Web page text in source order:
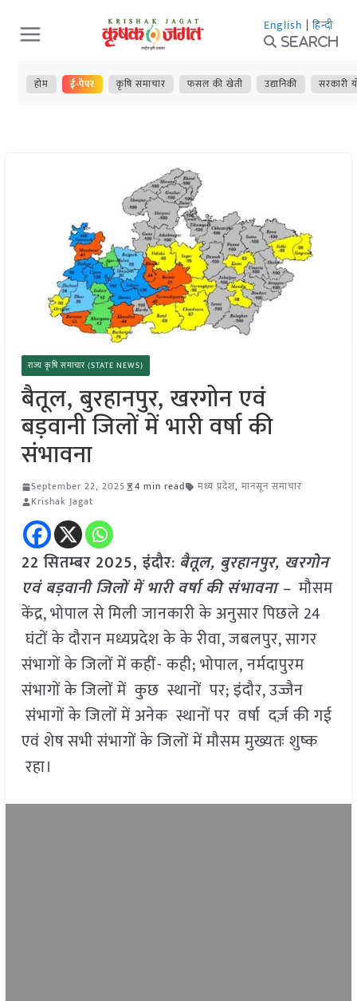
Skip
to
content
English | हिन्दी
Search
होम ई-पेपर कृषि समाचार फसल की खेती उद्यानिकी सरकारी
राज्य कृषि समाचार (STATE NEWS)
बैतूल, बुरहानपुर, खरगोन एवं
बड़वानी जिलों में भारी वर्षा की
संभावना
September 22, 2025 4 min read मध्य प्रदेश, मानसून समाचार
Krishak Jagat
22 सितम्बर 2025,इंदौर: बैतूल, बुरहानपुर, खरगोन
एवं बड़वानी जिलों में भारी वर्षा की संभावना –मौसम
केंद्र, भोपाल से मिली जानकारी के अनुसार पिछले 24
घंटों के दौरान मध्यप्रदेश के के रीवा, जबलपुर, सागर
संभागों के जिलों में कहीं- कही; भोपाल, नर्मदापुरम
संभागों के जिलों में कुछ स्थानों पर; इंदौर, उज्जैन
संभागों के जिलों में अनेक स्थानों पर वर्षा दर्ज़ की गई
एवं शेष सभी संभागों के जिलों में मौसम मुख्यतः शुष्क
रहा।